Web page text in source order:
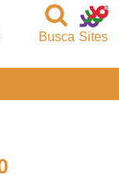
Sites
Busca